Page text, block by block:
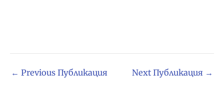
← Previous Публикация Next Публикация →